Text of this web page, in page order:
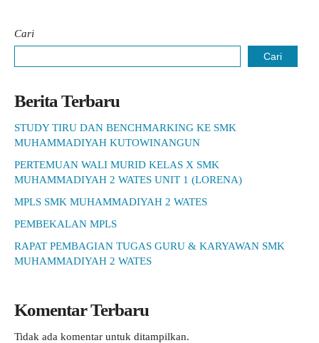
Cari
Cari
Berita Terbaru
STUDY TIRU DAN BENCHMARKING KE SMK
MUHAMMADIYAH KUTOWINANGUN
PERTEMUAN WALI MURID KELAS X SMK
MUHAMMADIYAH 2 WATES UNIT 1 (LORENA)
MPLS SMK MUHAMMADIYAH 2 WATES
PEMBEKALAN MPLS
RAPAT PEMBAGIAN TUGAS GURU & KARYAWAN SMK
MUHAMMADIYAH 2 WATES
Komentar Terbaru
Tidak ada komentar untuk ditampilkan.